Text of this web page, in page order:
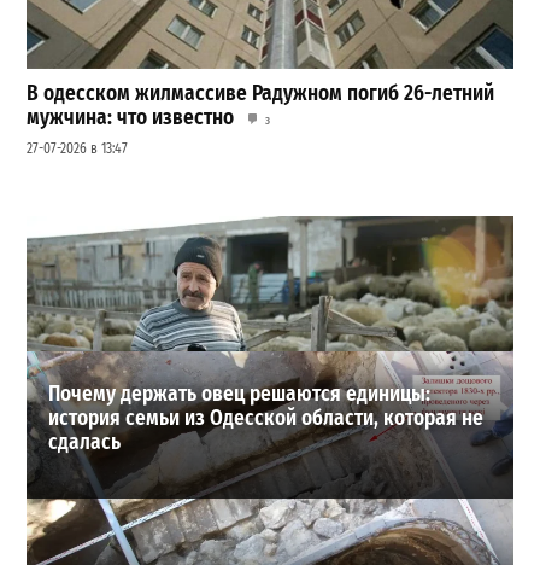
В одесском жилмассиве Радужном погиб 26-летний
мужчина: что известно
3
27-07-2026 в 13:47
Шезлонги, бунгало и VIP-зоны: сколько придется
заплатить за отдых в Аркадии
21-07-2026 в 19:23
ВИБОР РЕДАКЦИИ
Почему держать овец решаются единицы:
история семьи из Одесской области, которая не
сдалась